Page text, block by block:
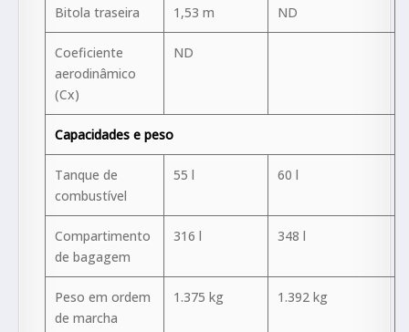
Bitola traseira 1,53 m ND
Coeficiente
aerodinâmico
(Cx)
ND
Capacidades e peso
Tanque de
combustível
55 l 60 l
Compartimento
de bagagem
316 l 348 l
Peso em ordem
de marcha
1.375 kg 1.392 kg